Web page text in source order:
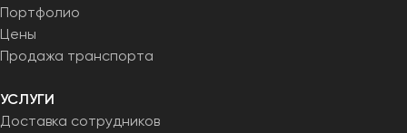
Портфолио
Цены
Продажа транспорта
УСЛУГИ
Доставка сотрудников